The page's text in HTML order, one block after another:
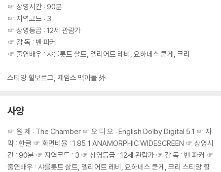
☞ 상영시간 : 90분
☞ 지역코드 : 3
☞ 상영등급 : 12세 관람가
☞ 감 독 : 벤 파커
☞ 출연배우 : 샤를롯트 살트, 엘리어트 레비, 요하네스 쿤게, 크리
스티앙 힐보르그, 제임스 맥아들 外
사양
☞ 원 제 : The Chamber ☞ 오 디 오 : English Dolby Digital 5.1 ☞ 자
막 : 한글 ☞ 화면비율 : 1.85:1 ANAMORPHIC WIDESCREEN ☞ 상영시
간 : 90분 ☞ 지역코드 : 3 ☞ 상영등급 : 12세 관람가 ☞ 감 독 : 벤 파커 ☞
출연배우 : 샤를롯트 살트, 엘리어트 레비, 요하네스 쿤게, 크리 스티앙 힐